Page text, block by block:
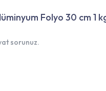
Folyo 30 cm 1
sorunuz.